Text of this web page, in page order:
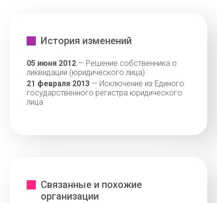
История изменений
05 июня 2012 — Решение собственника о
ликвидации (юридического лица)
21 февраля 2013 — Исключение из Единого
государственного регистра юридического
лица
Связанные и похожие
организации